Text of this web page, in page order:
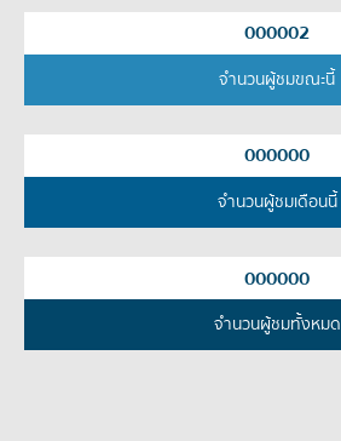
000002
จำนวนผู้ชมขณะนี้
000000
จำนวนผู้ชมเดือนนี้
000000
จำนวนผู้ชมทั้งหมด